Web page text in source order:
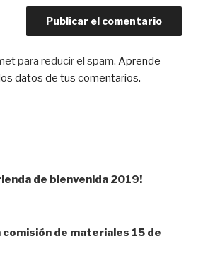
para reducir el spam. Aprende
datos de tus comentarios.
de bienvenida 2019!
comisión de materiales 15 de